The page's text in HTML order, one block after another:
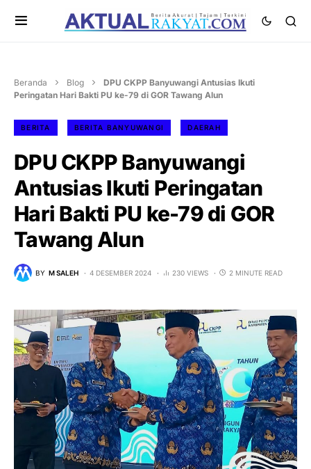
Beranda Blog
DPU CKPP Banyuwangi Antusias Ikuti
Peringatan Hari Bakti PU ke-79 di GOR Tawang Alun
BERITA BERITA BANYUWANGI DAERAH
DPU CKPP Banyuwangi
Antusias Ikuti Peringatan
Hari Bakti PU ke-79 di GOR
Tawang Alun
BY M SALEH 4 DESEMBER 2024 230 VIEWS 2 MINUTE READ